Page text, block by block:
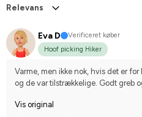
Relevans
Eva D
Verificeret køber
Hoof picking Hiker
Varme, men ikke nok, hvis det er
og de var tilstrækkelige. Godt greb
Vis original